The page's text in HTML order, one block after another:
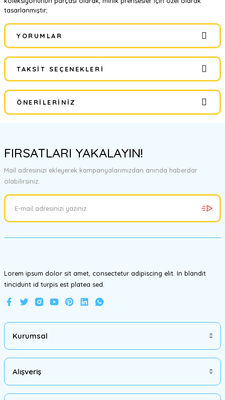
tasarlanmıştır;
YORUMLAR
Bu ürüne ilk yorumu siz yapın!
Yorum Yaz
TAKSIT SEÇENEKLERI
ÖNERILERINIZ
tarafımıza iletebilirsiniz.
Görüş ve önerileriniz için teşekkür ederiz.
Ürün resmi kalitesiz, bozuk veya görüntülenemiyor.
Ürün bilgilerinde hatalar bulunuyor.
FIRSATLARI YAKALAYIN!
Mail adresinizi ekleyerek kampanyalarımızdan anında haberdar
olabilirsiniz.
Lorem ipsum dolor sit amet, consectetur adipiscing elit. In blandit
tincidunt id turpis est platea sed.
Kurumsal
Alışveriş